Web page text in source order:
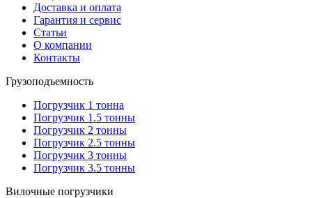
Доставка и оплата
Гарантия и сервис
Статьи
О компании
Контакты
Грузоподъемность
Погрузчик 1 тонна
Погрузчик 1.5 тонны
Погрузчик 2 тонны
Погрузчик 2.5 тонны
Погрузчик 3 тонны
Погрузчик 3.5 тонны
Вилочные погрузчики